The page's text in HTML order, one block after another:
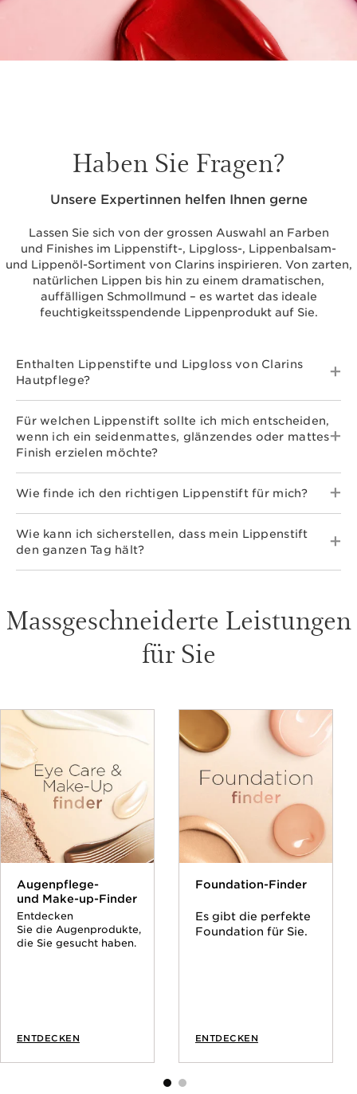
Haben Sie Fragen?
Unsere Expertinnen helfen Ihnen gerne
Lassen Sie sich von der grossen Auswahl an Farben
und Finishes im Lippenstift-, Lipgloss-, Lippenbalsam-
und Lippenöl-Sortiment von Clarins inspirieren. Von zarten,
natürlichen Lippen bis hin zu einem dramatischen,
auffälligen Schmollmund – es wartet das ideale
feuchtigkeitsspendende Lippenprodukt auf Sie.
Enthalten Lippenstifte und Lipgloss von Clarins
Hautpflege?
Für welchen Lippenstift sollte ich mich entscheiden,
wenn ich ein seidenmattes, glänzendes oder mattes
Finish erzielen möchte?
Wie finde ich den richtigen Lippenstift für mich?
Wie kann ich sicherstellen, dass mein Lippenstift
den ganzen Tag hält?
Massgeschneiderte Leistungen
für Sie
Augenpflege-
und Make-up-Finder
Entdecken
Sie die Augenprodukte,
die Sie gesucht haben.
ENTDECKEN
Foundation-Finder
Es gibt die perfekte
Foundation für Sie.
ENTDECKEN